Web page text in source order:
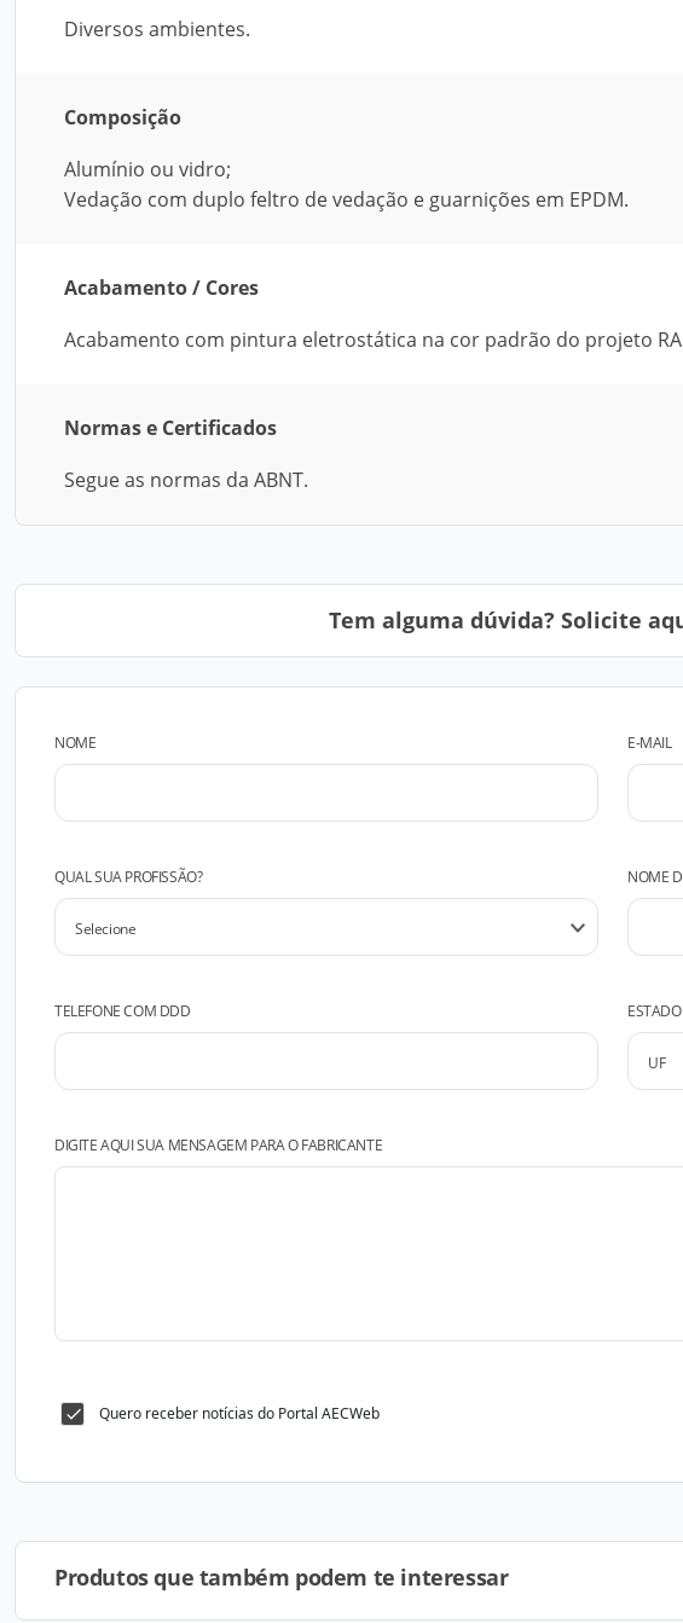
Diversos ambientes.
Composição
Alumínio ou vidro;
Vedação com duplo feltro de vedação e guarnições em EPDM.
Acabamento / Cores
Acabamento com pintura eletrostática na cor padrão do projeto
Normas e Certificados
Segue as normas da ABNT.
Tem alguma dúvida? Solicite
NOME E-MAIL
QUAL SUA PROFISSÃO? NOME
TELEFONE COM DDD ESTADO
DIGITE AQUI SUA MENSAGEM PARA O FABRICANTE
Quero receber notícias do Portal AECWeb
Produtos que também podem te interessar